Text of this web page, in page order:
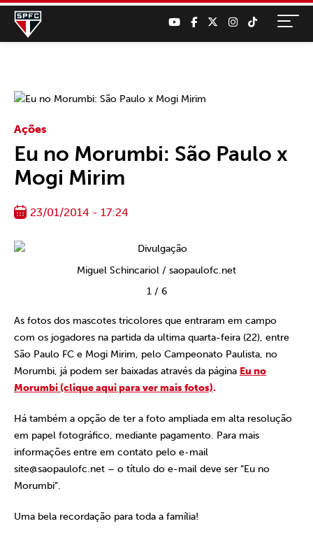
Ações
Eu no Morumbi: São Paulo x
Mogi Mirim
23/01/2014 - 17:24
Miguel Schincariol / saopaulofc.net
1/ 6
As fotos dos mascotes tricolores que entraram em campo
com os jogadores na partida da ultima quarta-feira (22), entre
São Paulo FC e Mogi Mirim, pelo Campeonato Paulista, no
Morumbi, já podem ser baixadas através da página Eu no
Morumbi (clique aqui para ver mais fotos).
Há também a opção de ter a foto ampliada em alta resolução
em papel fotográfico, mediante pagamento. Para mais
informações entre em contato pelo e-mail
site@saopaulofc.net – o título do e-mail deve ser “Eu no
Morumbi”.
Uma bela recordação para toda a família!